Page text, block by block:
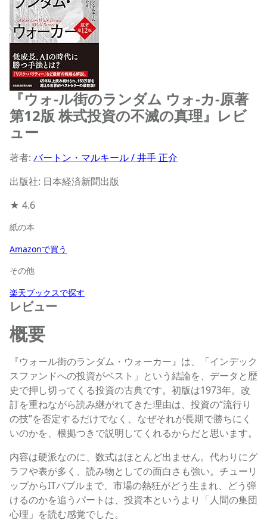
『ウォ-ル街のランダム ウォ-カ-原著
第12版 株式投資の不滅の真理』レビ
ュー
著者: バートン・マルキール / 井手 正介
出版社: 日本経済新聞出版
★ 4.6
紙の本
Amazonで買う
その他
楽天ブックスで探す
レビュー
概要
『ウォール街のランダム・ウォーカー』は、「インデック
スファンドへの投資がベスト」という結論を、データと歴
史で押し切ってくる投資の古典です。初版は1973年。改
訂を重ねながら読み継がれてきた理由は、投資の“流行り
の技”を否定するだけでなく、なぜそれが長期で勝ちにく
いのかを、根拠つきで説明してくれるからだと思います。
内容は硬派なのに、数式はほとんど出ません。代わりにグ
ラフや表が多く、読み物としての面白さも強い。チューリ
ップからITバブルまで、市場の熱狂がどう生まれ、どう弾
けるのかを追うパートは、投資本というより「人間の集団
心理」を読む感覚でした。